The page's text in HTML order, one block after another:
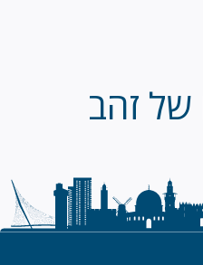
של זהב